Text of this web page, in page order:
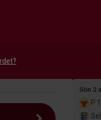
Alla
Sön 2
P